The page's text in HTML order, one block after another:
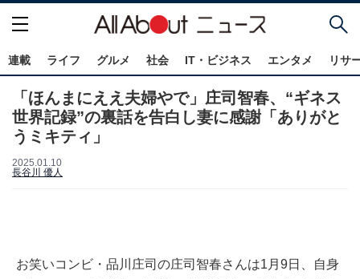
連載 ライフ グルメ 社会 IT・ビジネス エンタメ リサ
「ほんまにええ夫婦やで」庄司智春、“ギネス
世界記録”の裏話を告白し妻に感謝「ありがと
うミキティ」
2025.01.10
長谷川 優人
お笑いコンビ・品川庄司の庄司智春さんは1月9日、自身